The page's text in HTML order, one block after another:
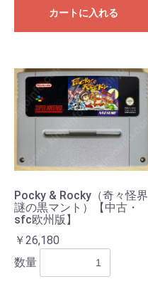
カートに入れる
Pocky & Rocky（奇々怪界
謎の黒マント）【中古・
sfc欧州版】
￥26,180
数量